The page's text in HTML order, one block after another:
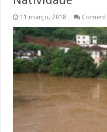
11 março, 2018